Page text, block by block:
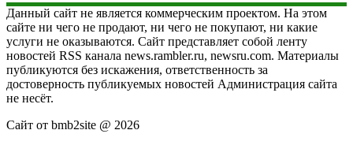
Данный сайт не является коммерческим проектом. На этом
сайте ни чего не продают, ни чего не покупают, ни какие
услуги не оказываются. Сайт представляет собой ленту
новостей RSS канала news.rambler.ru, newsru.com. Материалы
публикуются без искажения, ответственность за
достоверность публикуемых новостей Администрация сайта
не несёт.
Сайт от bmb2site @ 2026